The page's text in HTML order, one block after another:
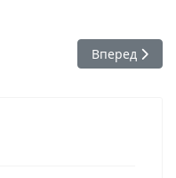
реж. ЕвстифеевСледующий:
Вперед